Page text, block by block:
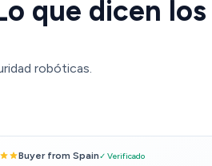
que dicen los
robóticas.
Buyer from Spain✓ Verificado